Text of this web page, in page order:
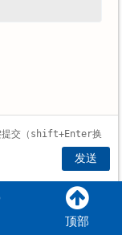
顶部
发送